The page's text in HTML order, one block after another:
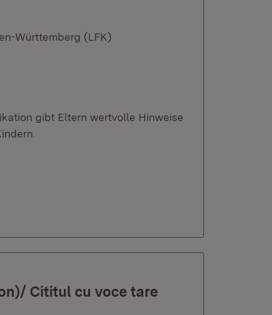
Württemberg (LFK)
gibt Eltern wertvolle Hinweise
Cititul cu voce tare